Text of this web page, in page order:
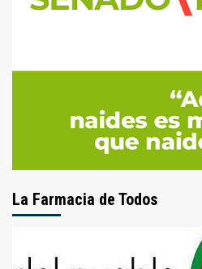
La Farmacia de Todos